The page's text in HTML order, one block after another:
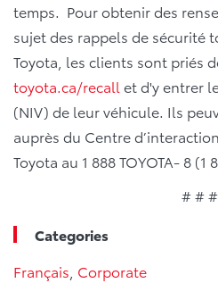
temps. Pour obtenir des
sujet des rappels de sécurité
Toyota, les clients sont priés
toyota.ca/recall et d'y entrer
(NIV) de leur véhicule. Ils
auprès du Centre
Toyota au 1 888 TOYOTA- 8 (1
# # #
Categories
Français Corporate